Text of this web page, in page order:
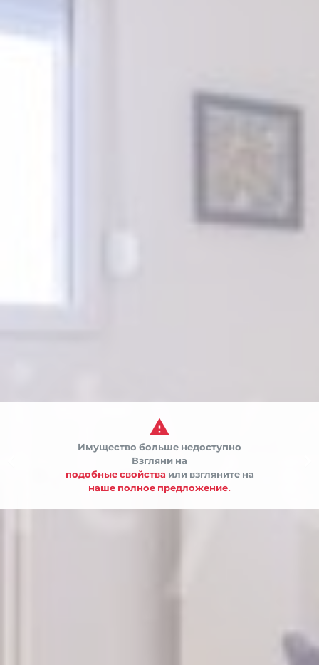

Имущество больше недоступно
Взгляни на
подобные свойства или взгляните на
наше полное предложение.